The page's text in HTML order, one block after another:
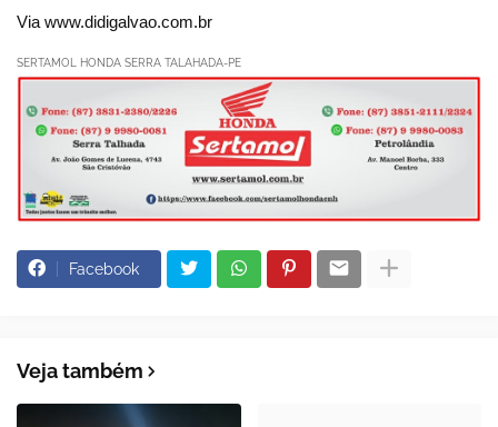
Via www.didigalvao.com.br
SERTAMOL HONDA SERRA TALAHADA-PE
Facebook
Veja também